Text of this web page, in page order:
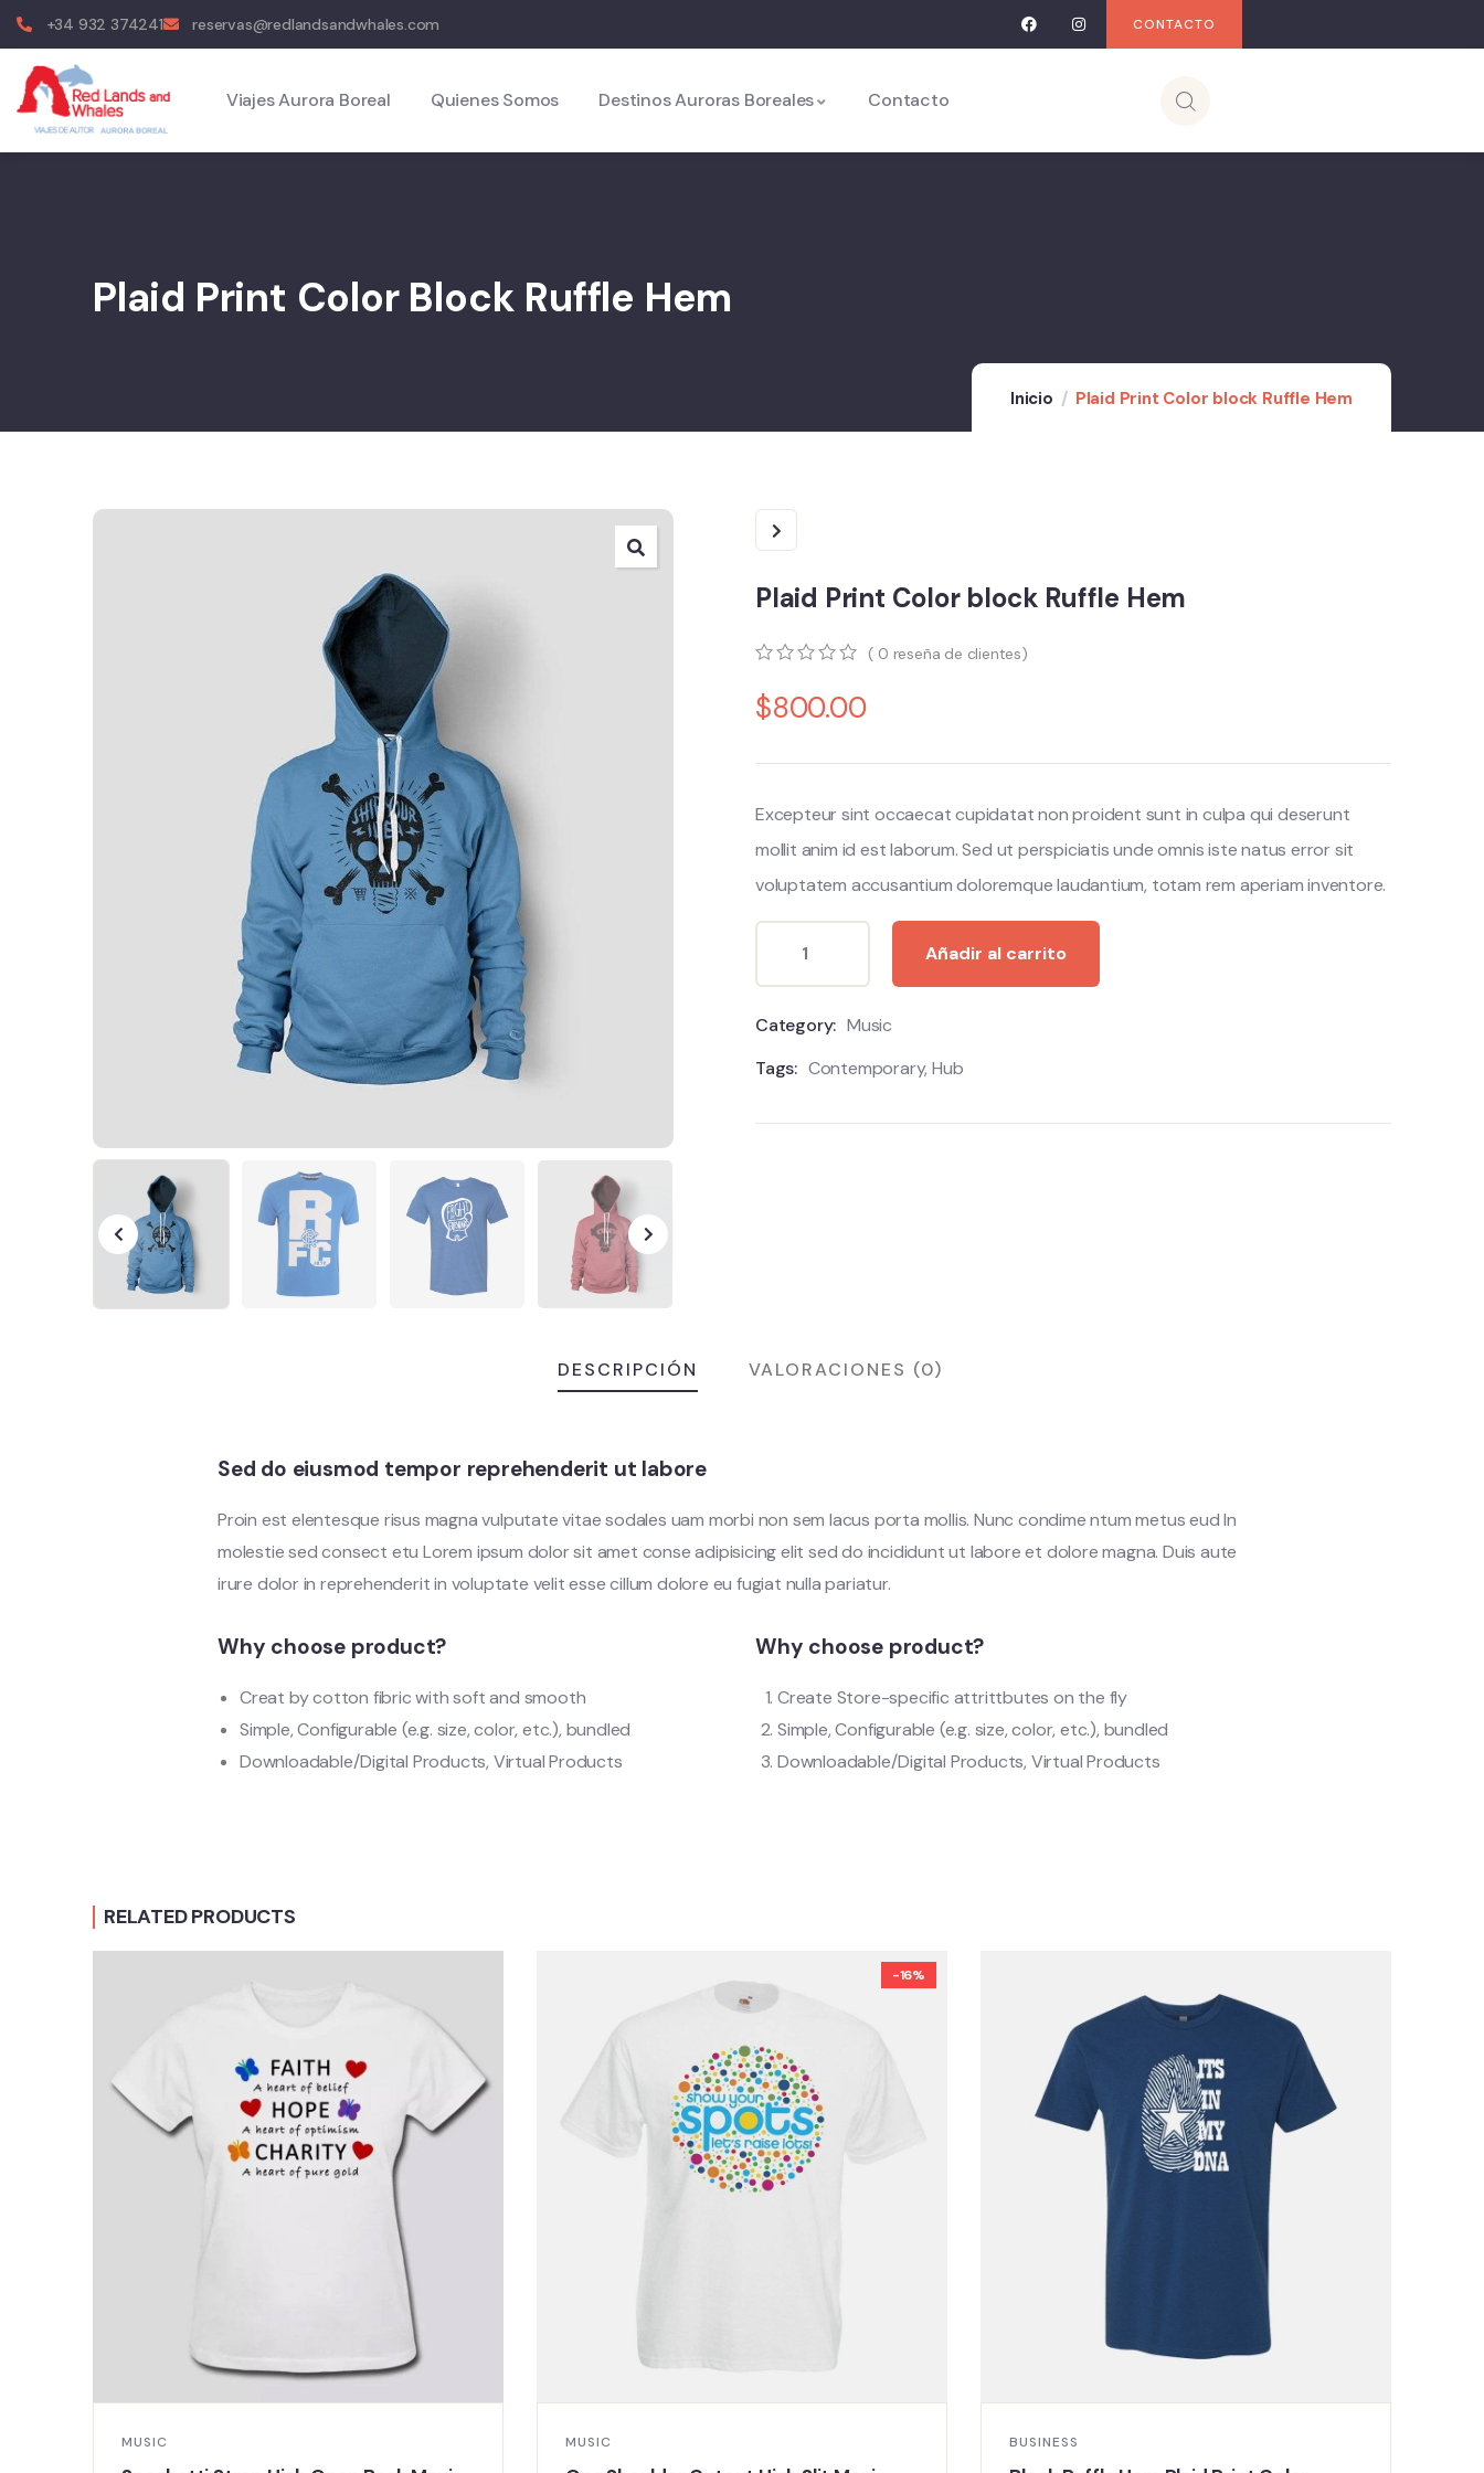
+34 932 374241 reservas@redlandsandwhales.com CONTACTO
Viajes Aurora Boreal Quienes Somos Destinos Auroras Boreales Contacto
Plaid Print Color Block Ruffle Hem
Inicio Plaid Print Color block Ruffle Hem
Plaid Print Color block Ruffle Hem
out
of
( 0 reseña de clientes)
$800.00
Excepteur sint occaecat cupidatat non proident sunt in culpa qui deserunt
mollit anim id est laborum. Sed ut perspiciatis unde omnis iste natus error sit
voluptatem accusantium doloremque laudantium, totam rem aperiam inventore.
Añadir al carrito
Category: Music
Tags: Contemporary,Hub
DESCRIPCIÓN VALORACIONES (0)
Sed do eiusmod tempor reprehenderit ut labore
Proin est elentesque risus magna vulputate vitae sodales uam morbi non sem lacus porta mollis. Nunc condime ntum metus eud In
molestie sed consect etu Lorem ipsum dolor sit amet conse adipisicing elit sed do incididunt ut labore et dolore magna. Duis aute
irure dolor in reprehenderit in voluptate velit esse cillum dolore eu fugiat nulla pariatur.
Why choose product?
Creat by cotton fibric with soft and smooth
Simple, Configurable (e.g. size, color, etc.), bundled
Downloadable/Digital Products, Virtual Products
Why choose product?
Create Store-specific attrittbutes on the fly
Simple, Configurable (e.g. size, color, etc.), bundled
Downloadable/Digital Products, Virtual Products
RELATED PRODUCTS
MUSIC
-16%
MUSIC BUSINESS